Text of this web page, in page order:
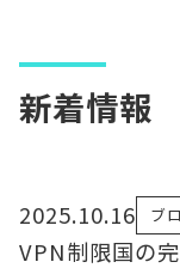
新着情報
2025.10.16 ブ
VPN制限国の